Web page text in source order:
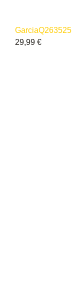
GarciaQ263525
29,99 €